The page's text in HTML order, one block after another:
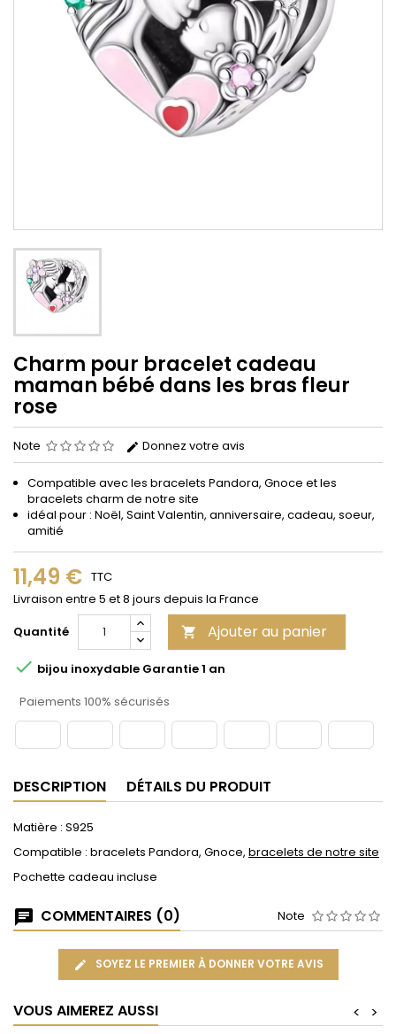
Charm pour bracelet cadeau
maman bébé dans les bras fleur
rose
Note Donnez votre avis
Compatible avec les bracelets Pandora, Gnoce et les
bracelets charm de notre site
idéal pour : Noël, Saint Valentin, anniversaire, cadeau, soeur,
amitié
11,49 € TTC
Livraison entre 5 et 8 jours depuis la France
Quantité
 Ajouter au panier
 bijou inoxydable Garantie 1 an
Paiements 100% sécurisés
DESCRIPTION DÉTAILS DU PRODUIT
Matière : S925
Compatible : bracelets Pandora, Gnoce, bracelets de notre site
Pochette cadeau incluse
COMMENTAIRES (0) Note
SOYEZ LE PREMIER À DONNER VOTRE AVIS
VOUS AIMEREZ AUSSI >
<